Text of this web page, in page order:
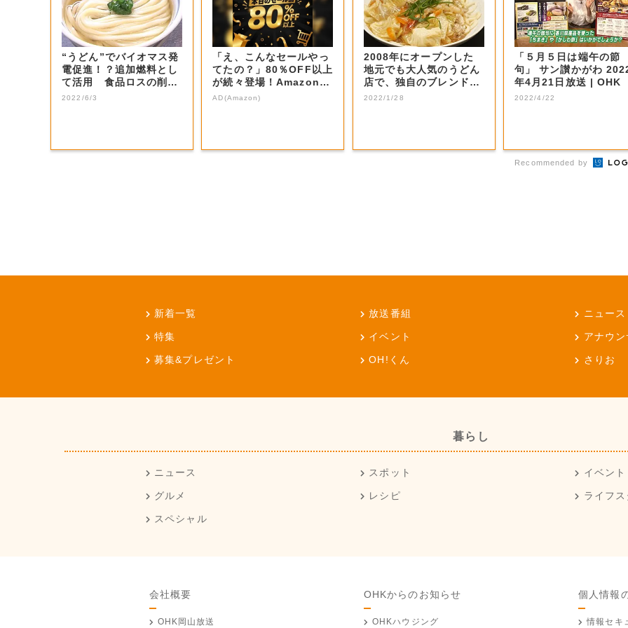
“うどん”でバイオマス発
電促進！？追加燃料とし
て活用 食品ロスの削減
にも【香川・...
2022/6/3
「え、こんなセールやっ
てたの？」80％OFF以上
が続々登場！Amazonの
本気が...
AD(Amazon)
2008年にオープンした
地元でも大人気のうどん
店で、独自のブレンド小
麦を使用して...
2022/1/28
「５月５日は端午の節
句」 サン讃かがわ
年4月21日放送 | OHK
2022/4/22
Recommended by
新着一覧 放送番組 ニュース
特集 イベント アナウ
募集&プレゼント OH!くん さりお
暮らし
ニュース スポット イベント
グルメ レシピ ライフ
スペシャル
会社概要
OHK岡山放送
OHKからのお知らせ
OHKハウジング
個人情報
情報セキ